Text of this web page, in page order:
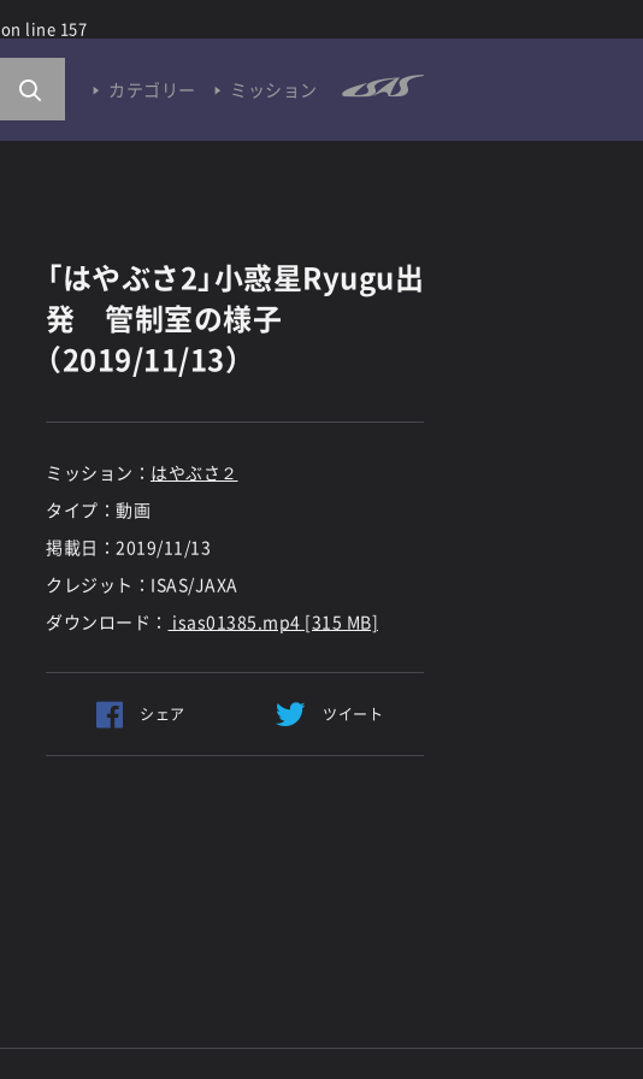
on line 157
カテゴリー ミッション
「はやぶさ2」小惑星Ryugu出
発 管制室の様子
（2019/11/13）
ミッション： はやぶさ２
タイプ：動画
掲載日： 2019/11/13
クレジット：ISAS/JAXA
ダウンロード： isas01385.mp4 [315 MB]
シェア ツイート